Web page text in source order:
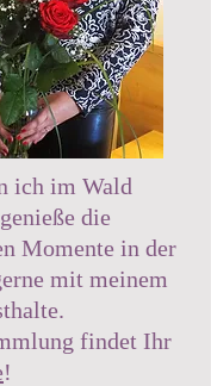
ich im Wald
die
Momente in der
mit meinem
findet Ihr
!